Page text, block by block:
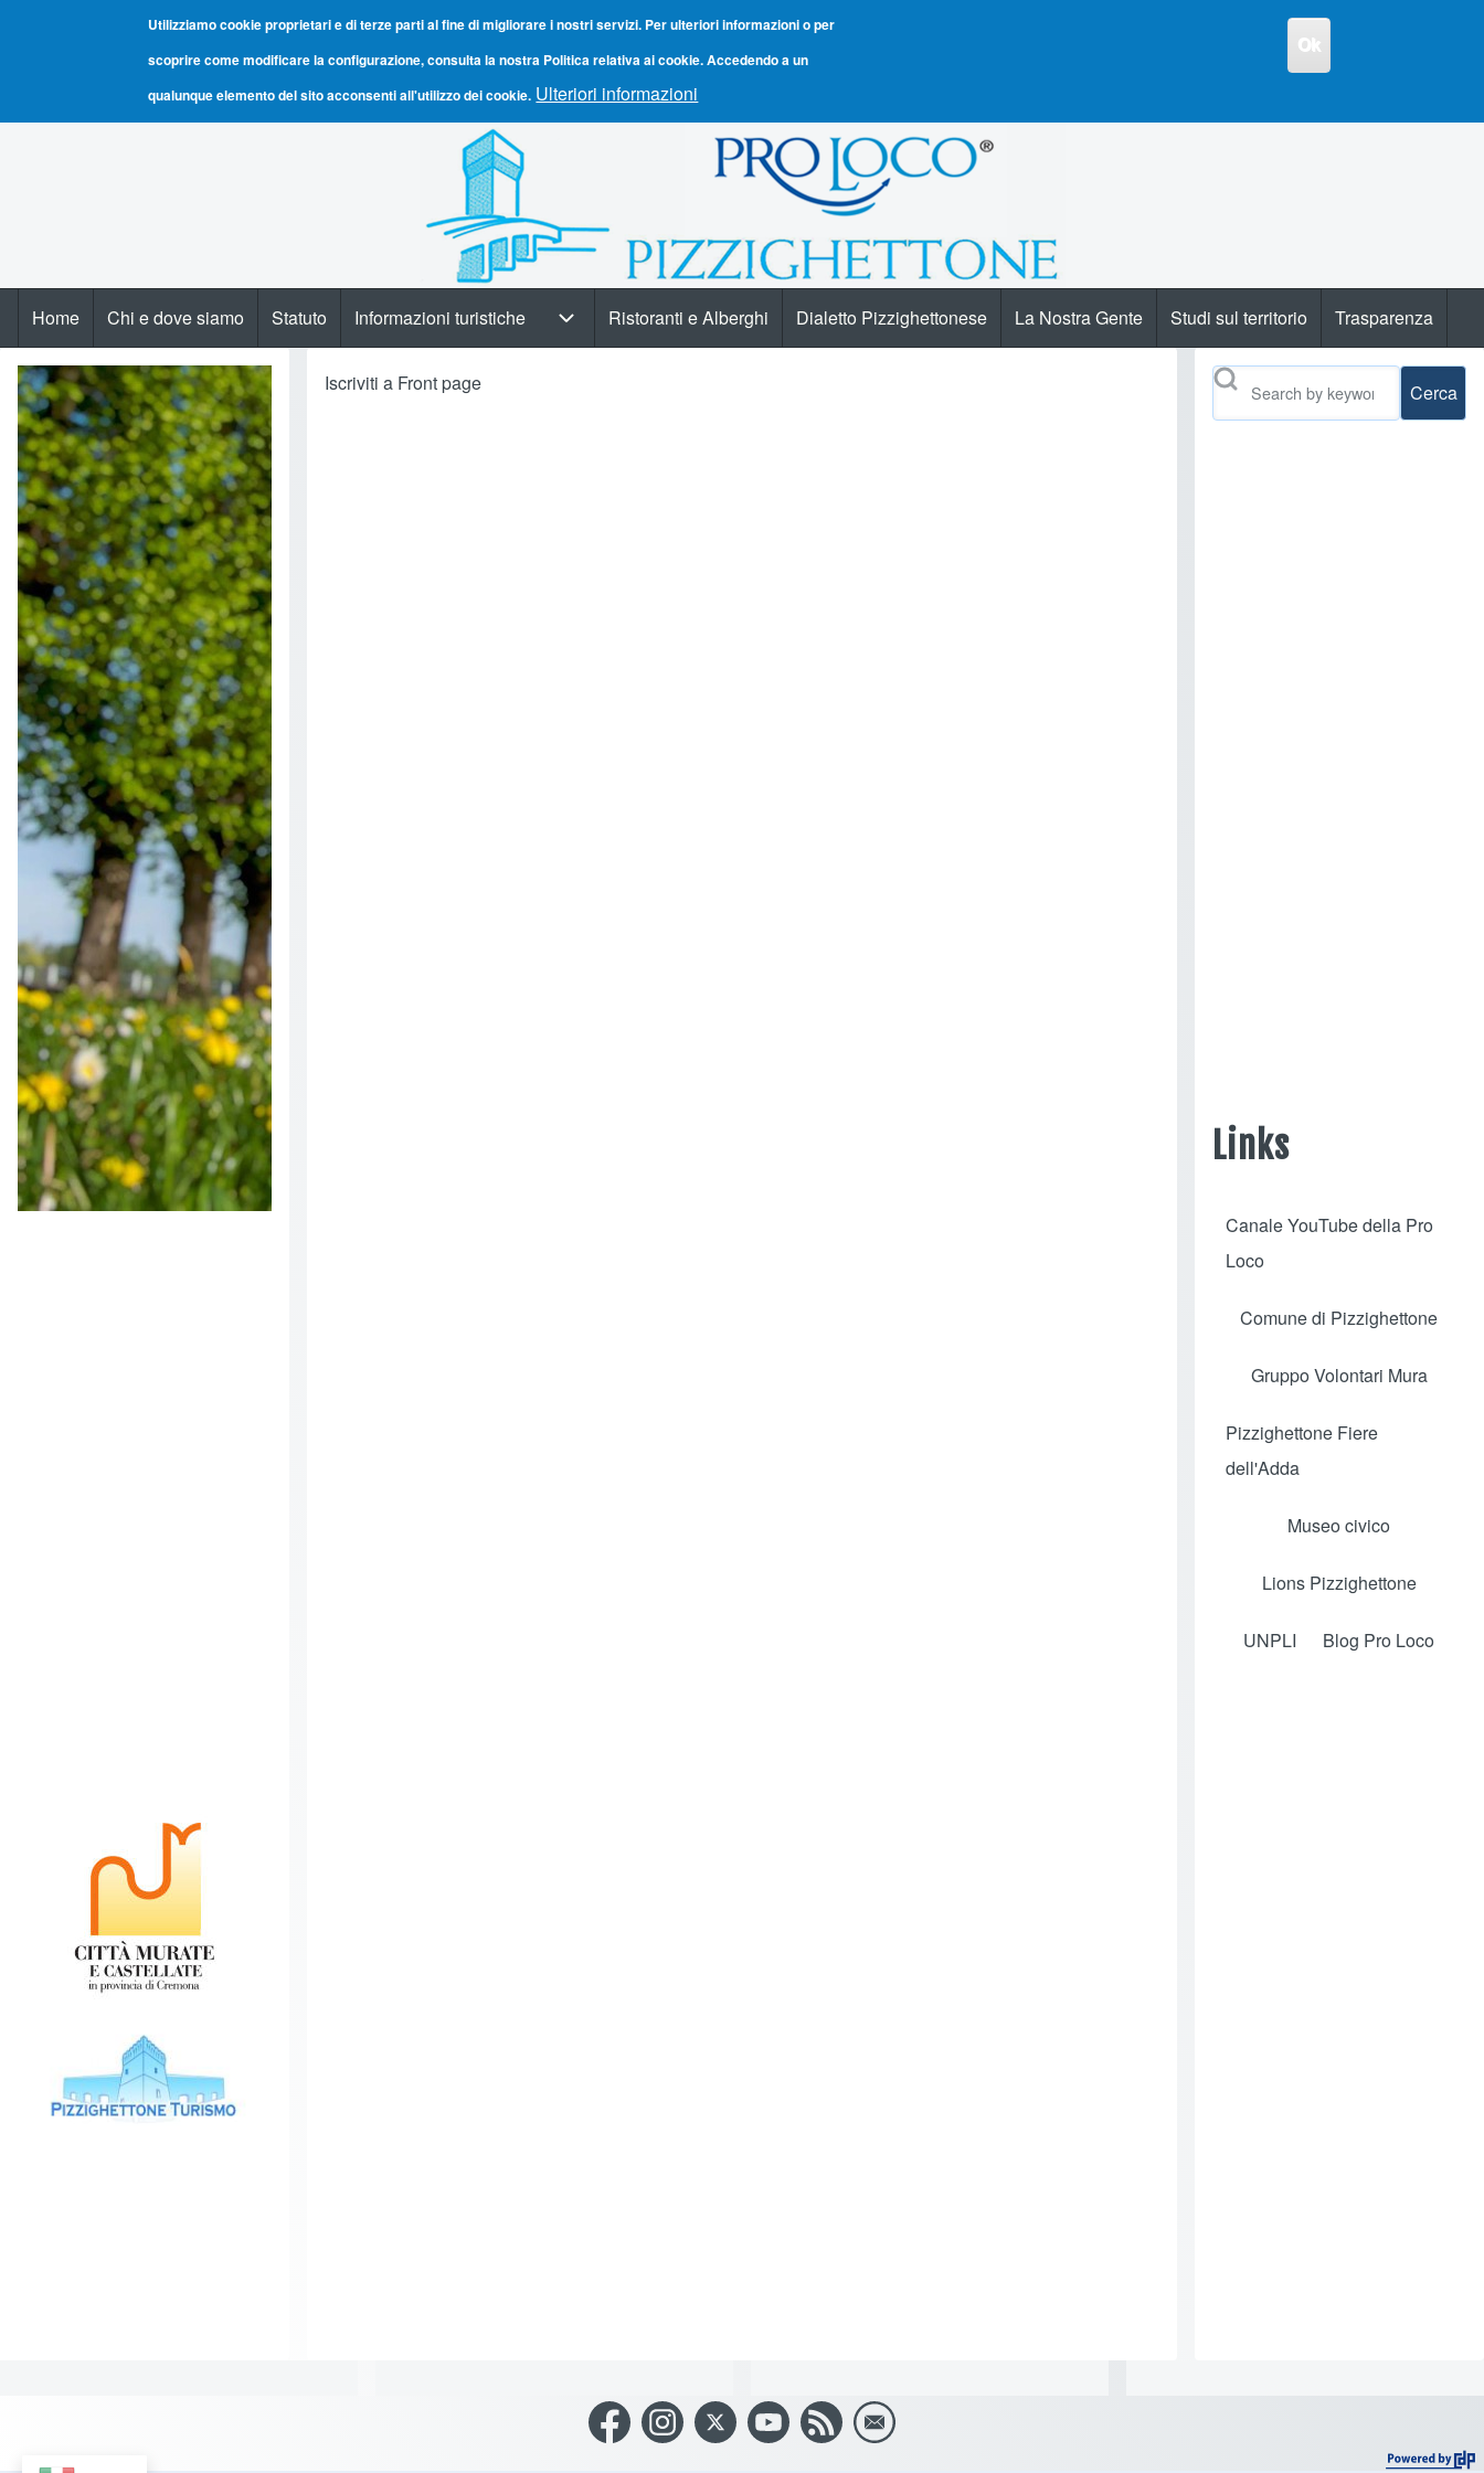
Utilizziamo cookie proprietari e di terze parti al fine di migliorare i nostri servizi. Per ulteriori informazioni o per
scoprire come modificare la configurazione, consulta la nostra Politica relativa ai cookie. Accedendo a un
qualunque elemento del sito acconsenti all'utilizzo dei cookie. Ulteriori informazioni
Ok
Navigazione principale
Home Chi e dove siamo Statuto Informazioni turistiche
Informazioni turistiche sub-navigation
Ristoranti e Alberghi Dialetto Pizzighettonese La Nostra Gente Studi sul territorio Trasparenza
Iscriviti a Front page Cerca
Links
Canale YouTube della Pro
Loco
(opens in new tab)
Comune di Pizzighettone
(opens in new tab)
Gruppo Volontari Mura
(opens in new tab)
Pizzighettone Fiere
dell'Adda
(opens in new tab)
Museo civico
(opens in new tab)
Lions Pizzighettone
(opens in new tab)
UNPLI
(opens in new tab)
Blog Pro Loco
(opens in new tab)